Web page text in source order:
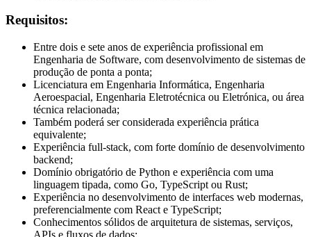
Requisitos:
Entre dois e sete anos de experiência profissional em
Engenharia de Software, com desenvolvimento de sistemas de
produção de ponta a ponta;
Licenciatura em Engenharia Informática, Engenharia
Aeroespacial, Engenharia Eletrotécnica ou Eletrónica, ou área
técnica relacionada;
Também poderá ser considerada experiência prática
equivalente;
Experiência full-stack, com forte domínio de desenvolvimento
backend;
Domínio obrigatório de Python e experiência com uma
linguagem tipada, como Go, TypeScript ou Rust;
Experiência no desenvolvimento de interfaces web modernas,
preferencialmente com React e TypeScript;
Conhecimentos sólidos de arquitetura de sistemas, serviços,
APIs e fluxos de dados;